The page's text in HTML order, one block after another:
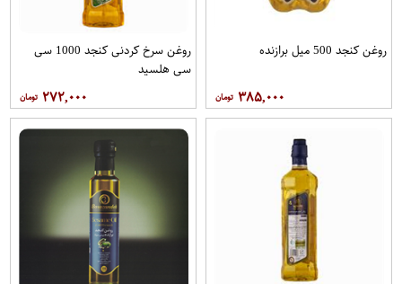
روغن کنجد 500 میل برازنده
۳۸۵,۰۰۰
روغن سرخ کردنی کنجد 1000 سی
سی هلسید
۲۷۲,۰۰۰